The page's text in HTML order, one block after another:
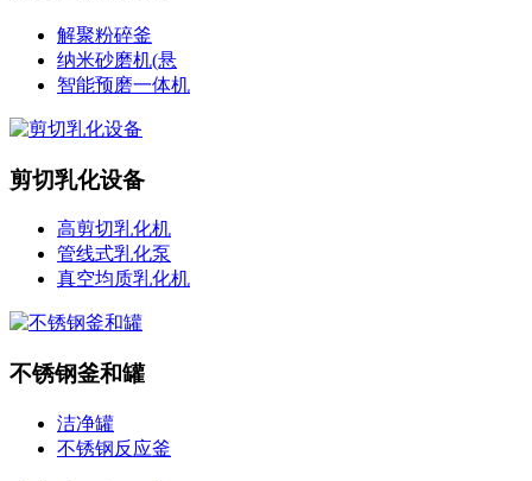
解聚粉碎釜
纳米砂磨机(悬
智能预磨一体机
剪切乳化设备
高剪切乳化机
管线式乳化泵
真空均质乳化机
不锈钢釜和罐
洁净罐
不锈钢反应釜